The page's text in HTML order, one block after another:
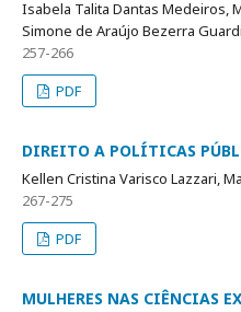
Isabela Talita Dantas Medeiros,
Simone de Araújo Bezerra
257-266
PDF
DIREITO A POLÍTICAS
Kellen Cristina Varisco Lazzari,
267-275
PDF
MULHERES NAS CIÊNCIAS